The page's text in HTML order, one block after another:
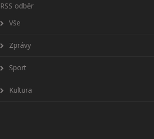
RSS odběr
Vše
Zprávy
Sport
Kultura